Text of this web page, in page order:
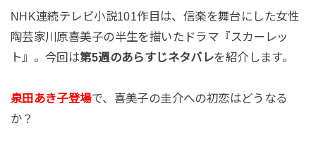
NHK連続テレビ小説101作目は、信楽を舞台にした女性
陶芸家川原喜美子の半生を描いたドラマ『スカーレッ
ト』。今回は第5週のあらすじネタバレを紹介します。
泉田あき子登場で、喜美子の圭介への初恋はどうなる
か？